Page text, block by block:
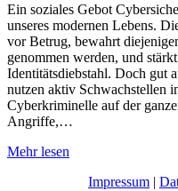
Ein soziales Gebot
unseres modernen Lebens.
vor Betrug, bewahrt
genommen werden, und
Identitätsdiebstahl. Doch gut
nutzen aktiv Schwachstellen
Cyberkriminelle auf der
Angriffe,…
Mehr lesen
Impressum |